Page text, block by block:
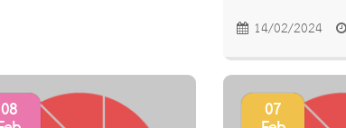
14/02/2024
08 07